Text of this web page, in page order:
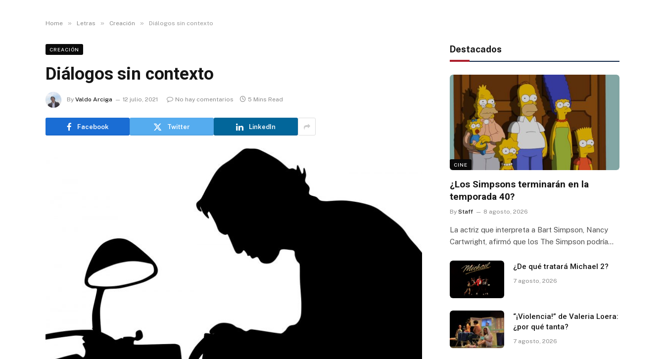
Home » Letras » Creación » Diálogos sin contexto
CREACIÓN
Diálogos sin contexto
By Valdo Arciga 12 julio, 2021 No hay comentarios 5 Mins Read
Facebook Twitter LinkedIn
Destacados
CINE
¿Los Simpsons terminarán en la
temporada 40?
By Staff 8 agosto, 2026
La actriz que interpreta a Bart Simpson, Nancy
Cartwright, afirmó que los The Simpson podría…
¿De qué tratará Michael 2?
7 agosto, 2026
“¡Violencia!” de Valeria Loera:
¿por qué tanta?
7 agosto, 2026